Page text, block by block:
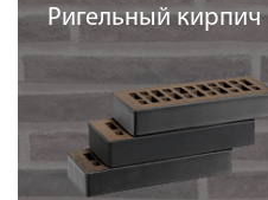
Ригельный кирпич